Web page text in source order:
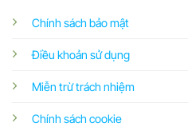
Chính sách bảo mật
Điều khoản sử dụng
Miễn trừ trách nhiệm
Chính sách cookie